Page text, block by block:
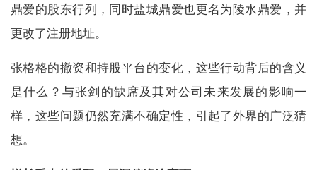
鼎爱的股东行列，同时盐城鼎爱也更名为陵水鼎爱，并
更改了注册地址。
张格格的撤资和持股平台的变化，这些行动背后的含义
是什么？与张剑的缺席及其对公司未来发展的影响一
样，这些问题仍然充满不确定性，引起了外界的广泛猜
想。